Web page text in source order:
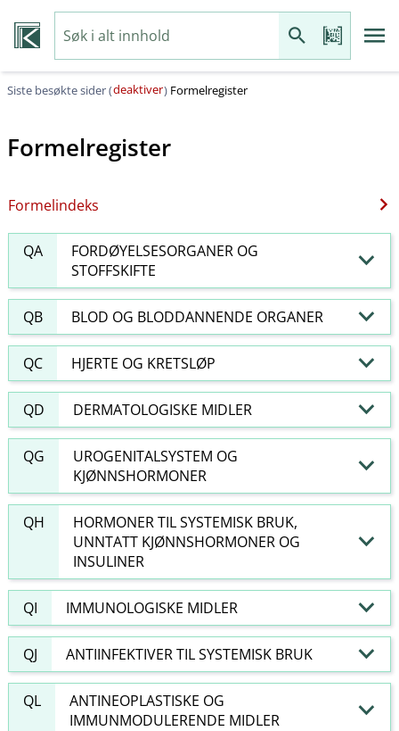
Siste besøkte sider (deaktiver) Formelregister
Formelregister
Formelindeks
QA
FORDØYELSESORGANER OG
STOFFSKIFTE
QB BLOD OG BLODDANNENDE ORGANER
QC HJERTE OG KRETSLØP
QD DERMATOLOGISKE MIDLER
QG
UROGENITALSYSTEM OG
KJØNNSHORMONER
QH
HORMONER TIL SYSTEMISK BRUK,
UNNTATT KJØNNSHORMONER OG
INSULINER
QI IMMUNOLOGISKE MIDLER
QJ ANTIINFEKTIVER TIL SYSTEMISK BRUK
QL
ANTINEOPLASTISKE OG
IMMUNMODULERENDE MIDLER